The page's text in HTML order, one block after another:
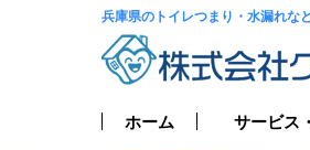
兵庫県のトイレつまり・水漏れな
ホーム サービス